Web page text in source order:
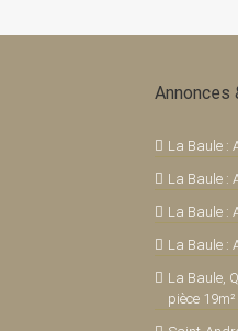
La Baule :
La Baule :
La Baule :
La Baule :
La Baule,
pièce 19m²